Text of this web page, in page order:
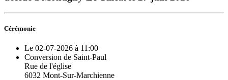
Cérémonie
Le 02-07-2026 à 11:00
Conversion de Saint-Paul
Rue de l'église
6032 Mont-Sur-Marchienne